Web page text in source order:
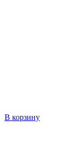
В корзину